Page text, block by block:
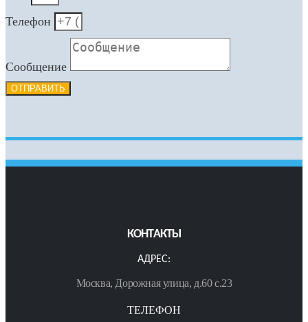
Телефон
Сообщение
ОТПРАВИТЬ
КОНТАКТЫ
АДРЕС:
Москва, Дорожная улица, д.60 с.23
ТЕЛЕФОН